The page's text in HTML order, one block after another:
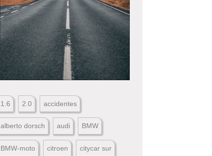
1.6 2.0 accidentes
alberto dorsch audi BMW
BMW-moto citroen citycar sur